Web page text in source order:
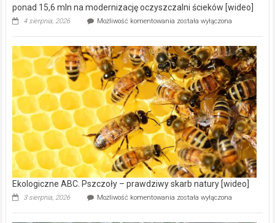
ponad 15,6 mln na modernizację oczyszczalni ścieków [wideo]
4 sierpnia, 2026 Możliwość komentowania Ekologiczne
Wręczyca
Wielka
z
dofinansowaniem
ponad
15,6
mln
na
modernizację
oczyszczalni
ścieków
[wideo]
została wyłączona
Ekologiczne ABC. Pszczoły – prawdziwy skarb natury [wideo]
3 sierpnia, 2026 Możliwość komentowania Ekologiczne
została wyłączona